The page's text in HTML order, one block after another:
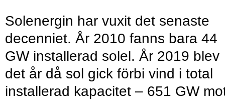
Solenergin har vuxit det senaste
decenniet. År 2010 fanns bara 44
GW installerad solel. År 2019 blev
det år då sol gick förbi vind i total
installerad kapacitet – 651 GW